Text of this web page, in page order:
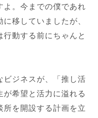
よ。今までの僕であれ
移していましたが、
動する前にちゃんと
ビジネスが、「推し活
が希望と活力に溢れる
所を開設する計画を立